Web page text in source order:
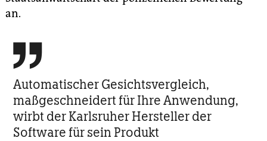
an.

Automatischer Gesichtsvergleich,
maßgeschneidert für Ihre Anwendung,
wirbt der Karlsruher Hersteller der
Software für sein Produkt